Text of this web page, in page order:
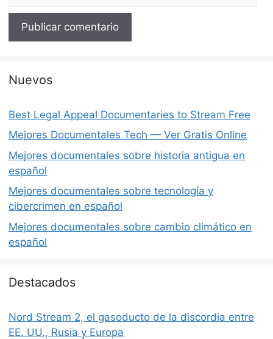
Nuevos
Best Legal Appeal Documentaries to Stream Free
Mejores Documentales Tech — Ver Gratis Online
Mejores documentales sobre historia antigua en
español
Mejores documentales sobre tecnología y
cibercrimen en español
Mejores documentales sobre cambio climático en
español
Destacados
Nord Stream 2, el gasoducto de la discordia entre
EE. UU., Rusia y Europa